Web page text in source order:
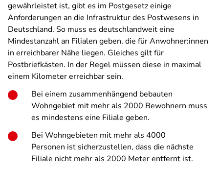
gewährleistet ist, gibt es im Postgesetz einige
Anforderungen an die Infrastruktur des Postwesens in
Deutschland. So muss es deutschlandweit eine
Mindestanzahl an Filialen geben, die für Anwohner:innen
in erreichbarer Nähe liegen. Gleiches gilt für
Postbriefkästen. In der Regel müssen diese in maximal
einem Kilometer erreichbar sein.
Bei einem zusammenhängend bebauten
Wohngebiet mit mehr als 2000 Bewohnern muss
es mindestens eine Filiale geben.
Bei Wohngebieten mit mehr als 4000
Personen ist sicherzustellen, dass die nächste
Filiale nicht mehr als 2000 Meter entfernt ist.